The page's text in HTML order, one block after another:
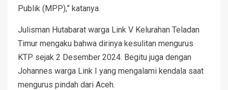
Publik (MPP),” katanya.
Julisman Hutabarat warga Link V Kelurahan Teladan
Timur mengaku bahwa dirinya kesulitan mengurus
KTP sejak 2 Desember 2024. Begitu juga dengan
Johannes warga Link I yang mengalami kendala saat
mengurus pindah dari Aceh.